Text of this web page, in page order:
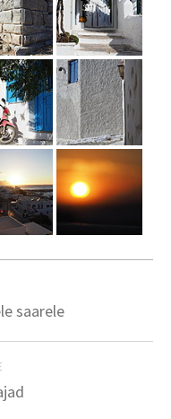
saarele